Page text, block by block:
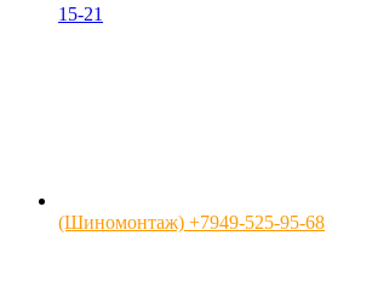
15-21
(Шиномонтаж) +7949-525-95-68